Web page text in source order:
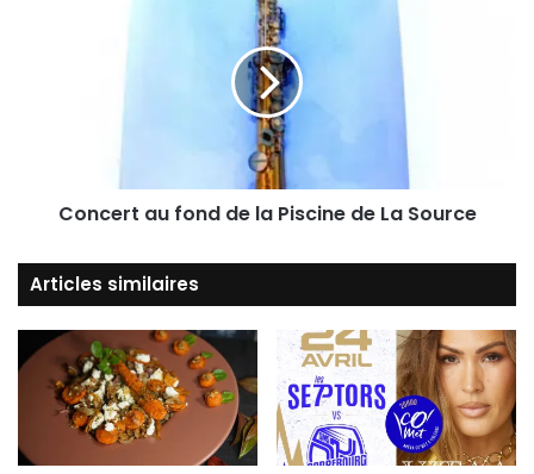
Concert au fond de la Piscine de La Source
Articles similaires